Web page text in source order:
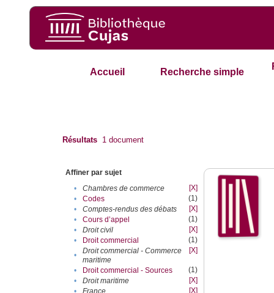
Accueil Recherche simple
Résultats 1 document
Affiner par sujet
•
Chambres de commerce
[X]
•
Codes
(1)
•
Comptes-rendus des débats
[X]
•
Cours d’appel
(1)
•
Droit civil
[X]
•
Droit commercial
(1)
•
Droit commercial - Commerce
maritime
[X]
• Droit commercial - Sources
(1)
•
Droit maritime
[X]
[X]